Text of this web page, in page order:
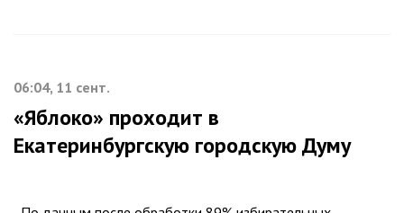
06:04, 11 сент.
«Яблоко» проходит в
Екатеринбургскую городскую Думу